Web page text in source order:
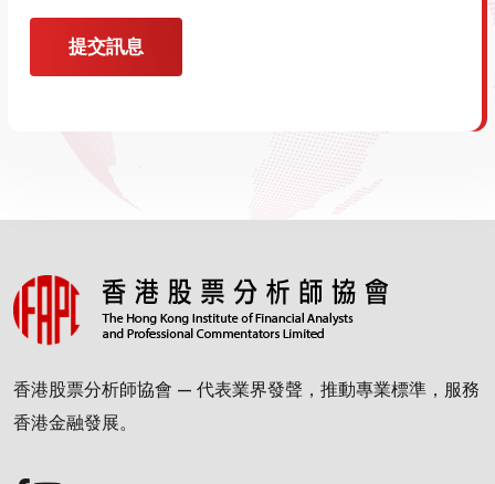
提交訊息
香港股票分析師協會 — 代表業界發聲，推動專業標準，服務
香港金融發展。